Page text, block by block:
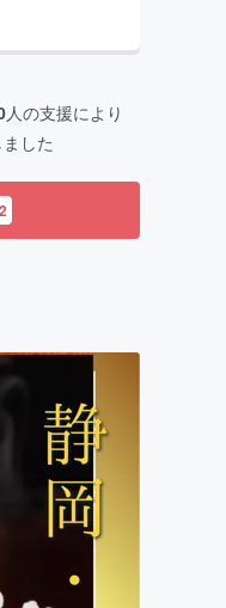
人の支援により
した